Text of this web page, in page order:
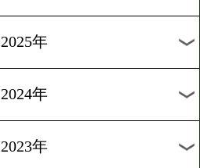
過去のニュース
2026年
2025年